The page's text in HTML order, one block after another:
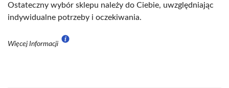
Ostateczny wybór sklepu należy do Ciebie, uwzględniając
indywidualne potrzeby i oczekiwania.
Więcej Informacji